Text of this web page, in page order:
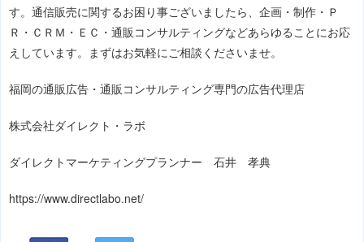
す。通信販売に関するお困り事ございましたら、企画・制作・Ｐ
Ｒ・ＣＲＭ・ＥＣ・通販コンサルティングなどあらゆることにお応
えしています。まずはお気軽にご相談くださいませ。
福岡の通販広告・通販コンサルティング専門の広告代理店
株式会社ダイレクト・ラボ
ダイレクトマーケティングプランナー 石井 孝典
https://www.directlabo.net/